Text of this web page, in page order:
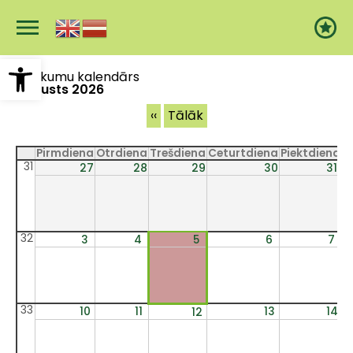
Open toolbar
galveno
Notikumu kalendārs
Augusts 2026
‹‹ Tālāk
Pirmdiena Otrdiena Trešdiena Ceturtdiena Piektdiena
31
27 28 29 30 31
32 3 4 5 6 7
33 10 11 12 13 14